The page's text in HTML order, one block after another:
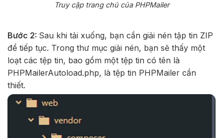
Truy cập trang chủ của PHPMailer
Bước 2: Sau khi tải xuống, bạn cần giải nén tập tin ZIP
để tiếp tục. Trong thư mục giải nén, bạn sẽ thấy một
loạt các tệp tin, bao gồm một tệp tin có tên là
PHPMailerAutoload.php, là tệp tin PHPMailer cần
thiết.